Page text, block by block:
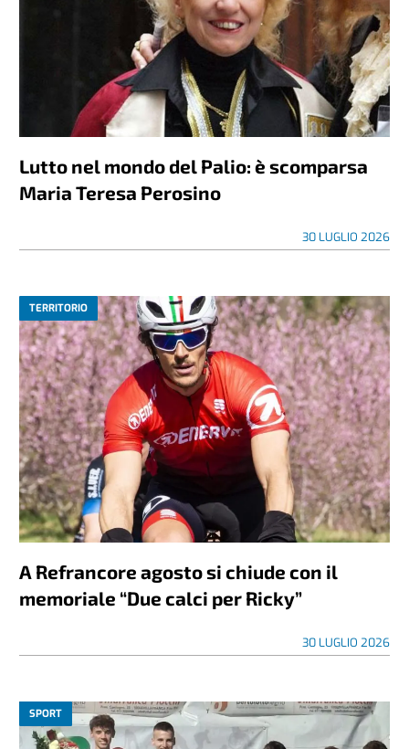
Lutto nel mondo del Palio: è scomparsa
Maria Teresa Perosino
30 LUGLIO 2026
TERRITORIO
A Refrancore agosto si chiude con il
memoriale “Due calci per Ricky”
30 LUGLIO 2026
SPORT